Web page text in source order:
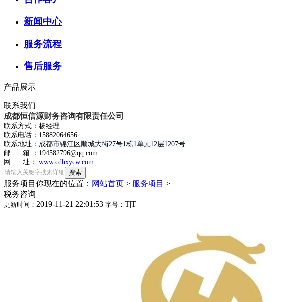
新闻中心
服务流程
售后服务
产品展示
联系我们
成都恒信源财务咨询有限责任公司
联系方式：杨经理
联系电话：15882064656
联系地址： 成都市锦江区顺城大街27号1栋1单元12层1207号
邮 箱 ：194582796@qq.com
网 址： www.cdhxycw.com
服务项目 你现在的位置： 网站首页 > 服务项目 >
税务咨询
更新时间： 2019-11-21 22:01:53 字号： T|T